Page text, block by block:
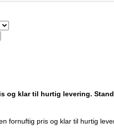
klar til hurtig levering.
fornuftig pris og klar til hurtig